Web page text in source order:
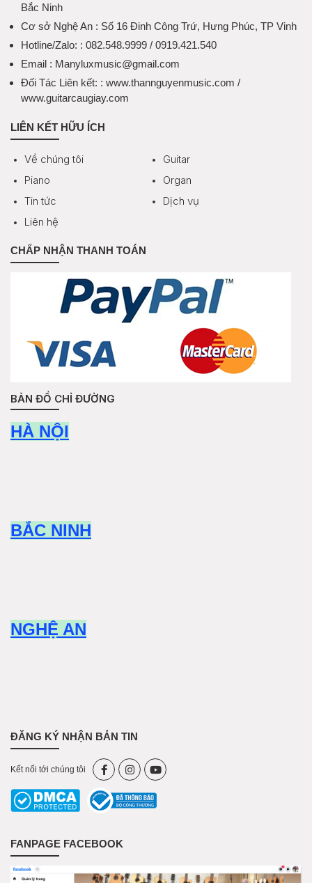
Bắc Ninh
Cơ sở Nghệ An : Số 16 Đinh Công Trứ, Hưng Phúc, TP Vinh
Hotline/Zalo: : 082.548.9999 / 0919.421.540
Email : Manyluxmusic@gmail.com
Đối Tác Liên kết: : www.thannguyenmusic.com /
www.guitarcaugiay.com
LIÊN KẾT HỮU ÍCH
Về chúng tôi
Guitar
Piano
Organ
Tin tức
Dịch vụ
Liên hệ
CHẤP NHẬN THANH TOÁN
BẢN ĐỒ CHỈ ĐƯỜNG
HÀ NỘI
BẮC NINH
NGHỆ AN
ĐĂNG KÝ NHẬN BẢN TIN
Kết nối tới chúng tôi
FANPAGE FACEBOOK